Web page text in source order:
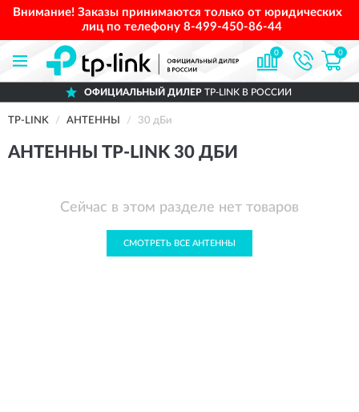
Внимание! Заказы принимаются только от юридических
лиц по телефону 8-499-450-86-44
0 0
ОФИЦИАЛЬНЫЙ ДИЛЕР TP-LINK В РОССИИ
TP-LINK АНТЕННЫ 30 дБи
АНТЕННЫ TP-LINK 30 ДБИ
Сейчас в этом разделе нет товаров
СМОТРЕТЬ ВСЕ АНТЕННЫ